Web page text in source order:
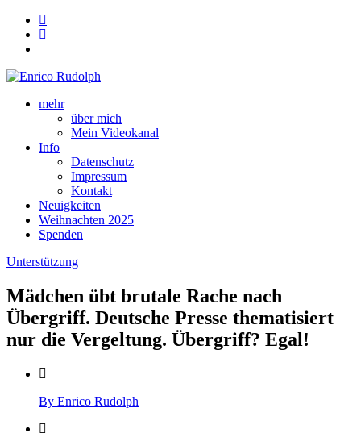
mehr
über mich
Mein Videokanal
Info
Datenschutz
Impressum
Kontakt
Neuigkeiten
Weihnachten 2025
Spenden
Unterstützung
Mädchen übt brutale Rache nach
Übergriff. Deutsche Presse thematisiert
nur die Vergeltung. Übergriff? Egal!
By Enrico Rudolph